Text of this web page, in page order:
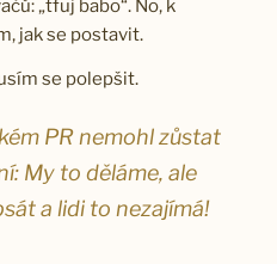
„tfuj babo“. No, k
jak se postavit.
se polepšit.
PR nemohl zůstat
My to děláme, ale
a lidi to nezajímá!